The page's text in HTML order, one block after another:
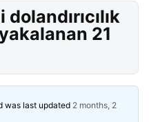
21
was last updated 2 months, 2